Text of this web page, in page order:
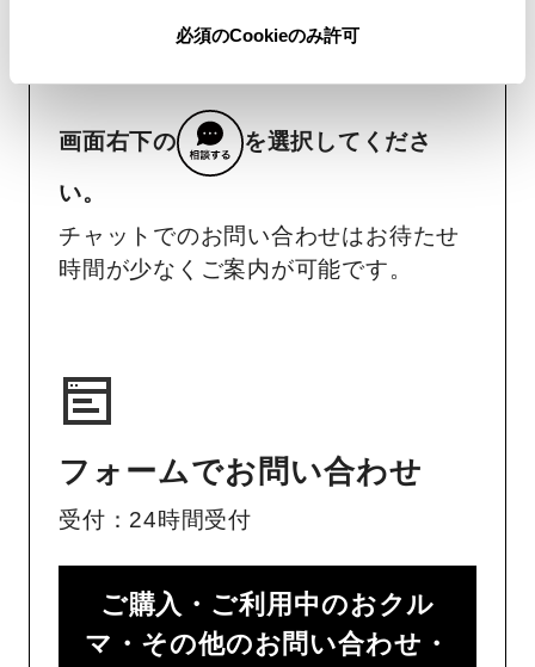
必須のCookieのみ許可
受付：10:00～18:00
画面右下の を選択してくださ
い。
チャットでのお問い合わせはお待たせ
時間が少なくご案内が可能です。
フォームでお問い合わせ
受付：24時間受付
ご購入・ご利用中のおクル
マ・その他のお問い合わせ・